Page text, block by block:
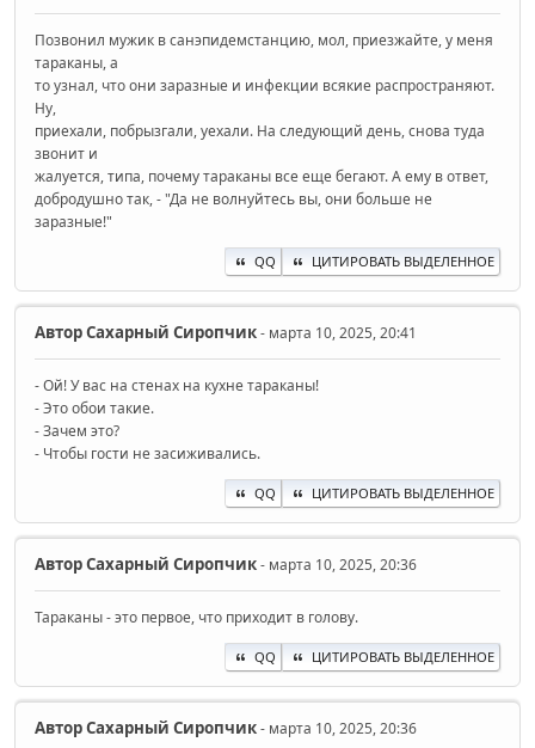
Позвонил мужик в санэпидемстанцию, мол, приезжайте, у меня
тараканы, а
то узнал, что они заразные и инфекции всякие распространяют.
Ну,
приехали, побрызгали, уехали. На следующий день, снова туда
звонит и
жалуется, типа, почему тараканы все еще бегают. А ему в ответ,
добродушно так, - "Да не волнуйтесь вы, они больше не
заразные!"
QQ ЦИТИРОВАТЬ ВЫДЕЛЕННОЕ
АвторСахарный Сиропчик- марта 10, 2025, 20:41
- Ой! У вас на стенах на кухне тараканы!
- Это обои такие.
- Зачем это?
- Чтобы гости не засиживались.
QQ ЦИТИРОВАТЬ ВЫДЕЛЕННОЕ
АвторСахарный Сиропчик- марта 10, 2025, 20:36
Тараканы - это первое, что приходит в голову.
QQ ЦИТИРОВАТЬ ВЫДЕЛЕННОЕ
АвторСахарный Сиропчик- марта 10, 2025, 20:36